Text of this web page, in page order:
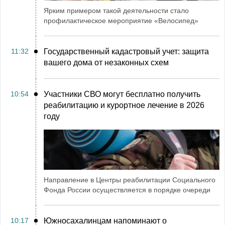
Ярким примером такой деятельности стало
профилактическое мероприятие «Велосипед»
11:32
Государственный кадастровый учет: защита
вашего дома от незаконных схем
10:54
Участники СВО могут бесплатно получить
реабилитацию и курортное лечение в 2026
году
Направление в Центры реабилитации Социального
Фонда России осуществляется в порядке очереди
10:17 Южносахалинцам напоминают о